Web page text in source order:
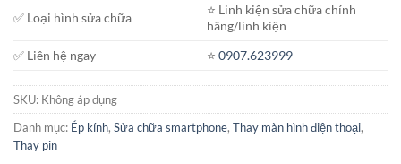
✅ Loại hình sửa chữa
⭐️ Linh kiện sửa chữa chính
hãng/linh kiện
✅ Liên hệ ngay
⭐️0907.623999
SKU: Không áp dụng
Danh mục: Ép kính, Sửa chữa smartphone, Thay màn hình điện thoại,
Thay pin